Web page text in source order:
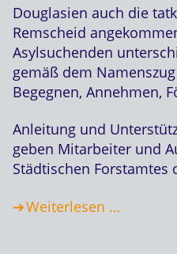
Douglasien auch die
Remscheid
Asylsuchenden
gemäß dem Namenszug
Begegnen, Annehmen,
Anleitung und
geben Mitarbeiter und
Städtischen Forstamtes
Weiterlesen …